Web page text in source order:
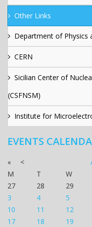
Other Links
Department of
CERN
Sicilian Center of
(CSFNSM)
Institute for
EVENTS
« <
M
T W
27
28 29
3
4 5
10
11 12
17
18 19